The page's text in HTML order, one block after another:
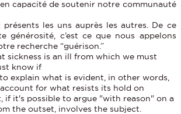
capacité de soutenir notre communauté
présents les uns auprès les autres. De ce
générosité, c’est ce que nous appelons
recherche “guérison.”
sickness is an ill from which we must
know if
explain what is evident, in other words,
for what resists its hold on
if it's possible to argue "with reason" on a
the outset, involves the subject.